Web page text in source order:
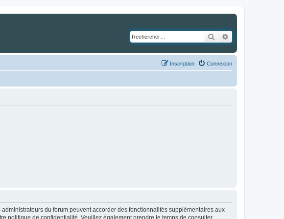
Rechercher
Connexion
Inscription
du forum peuvent accorder des fonctionnalités supplémentaires aux
politique de confidentialité. Veuillez également prendre le temps de consulter